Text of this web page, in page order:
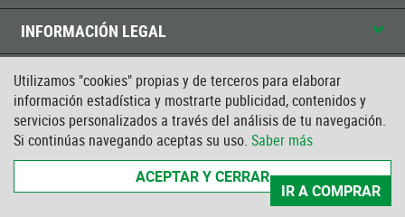
Utilizamos "cookies" propias y de terceros para elaborar
información estadística y mostrarte publicidad, contenidos y
servicios personalizados a través del análisis de tu navegación.
Si continúas navegando aceptas su uso. Saber más
ACEPTAR Y CERRAR
IR A COMPRAR
INFORMACIÓN LEGAL
CONTACTO
CERTIFICADO ISO